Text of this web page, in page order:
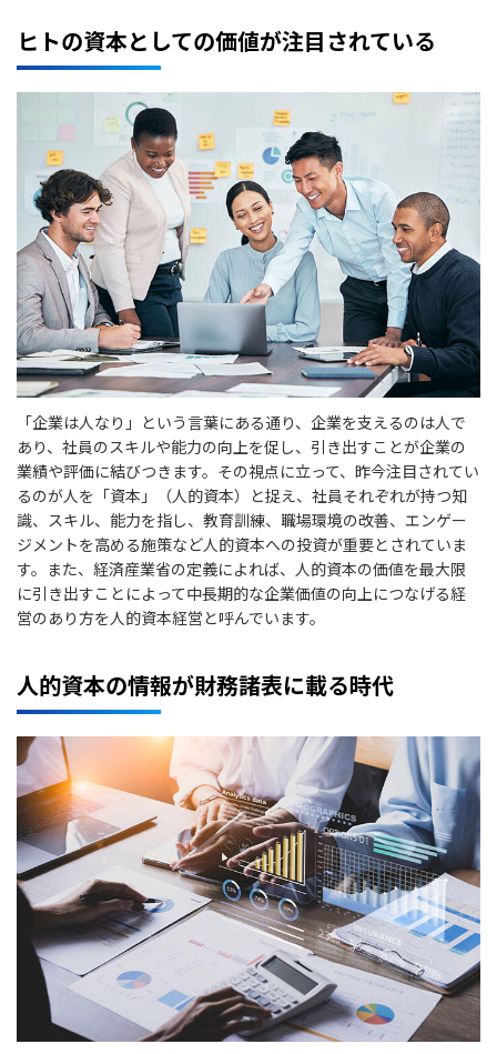
ヒトの資本としての価値が注目されている
「企業は人なり」という言葉にある通り、企業を支えるのは人で
あり、社員のスキルや能力の向上を促し、引き出すことが企業の
業績や評価に結びつきます。その視点に立って、昨今注目されてい
るのが人を「資本」（人的資本）と捉え、社員それぞれが持つ知
識、スキル、能力を指し、教育訓練、職場環境の改善、エンゲー
ジメントを高める施策など人的資本への投資が重要とされていま
す。また、経済産業省の定義によれば、人的資本の価値を最大限
に引き出すことによって中長期的な企業価値の向上につなげる経
営のあり方を人的資本経営と呼んでいます。
人的資本の情報が財務諸表に載る時代